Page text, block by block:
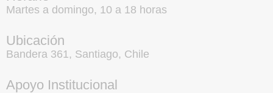
Martes a domingo, 10 a 18 horas
Ubicación
Bandera 361, Santiago, Chile
Apoyo Institucional